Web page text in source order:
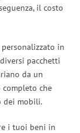
il costo
personalizzato in
pacchetti
da un
che
dei mobili.
i tuoi beni in